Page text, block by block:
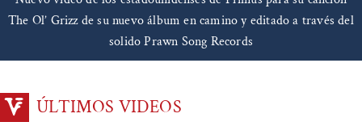
The Ol’ Grizz de su nuevo álbum en camino y editado a través del
solido Prawn Song Records
ÚLTIMOS VIDEOS